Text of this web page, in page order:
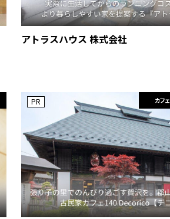
アトラスハウス 株式会社
カフェ
PR